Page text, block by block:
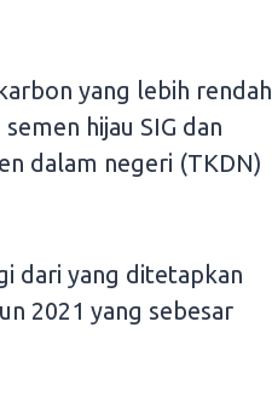
yang lebih rendah
hijau SIG dan
dalam negeri (TKDN)
dari yang ditetapkan
2021 yang sebesar